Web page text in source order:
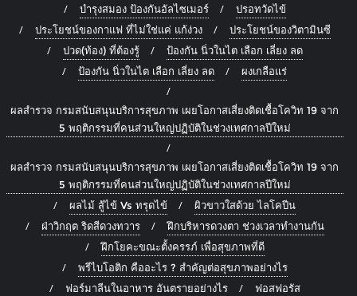
บำรุงสมอง ป้องกันอัลไซเมอร์
ปรอทวัดไข้
ประโยชน์ของกาแฟ ที่ไม่ใช่แค่ แก้ง่วง
ประโยชน์ของวิตามินซี
ปวด(ท้อง) ที่ต้องรู้
ป้องกัน นิ่วในไต เลือก เลี่ยง ลด
ป้องกัน นิ่วในไต เลือก เลี่ยง ลด
ผงเกลือแร่
ผลสำรวจ กรมสนับสนุนบริการสุขภาพ เผยโอกาสเสี่ยงติดเชื้อโควิท 19 จาก
5 พฤติกรรมที่คนส่วนใหญ่ปฏิบัติในช่วงเทศกาลปีใหม่
ผลสำรวจ กรมสนับสนุนบริการสุขภาพ เผยโอกาสเสี่ยงติดเชื้อโควิท 19 จาก
5 พฤติกรรมที่คนส่วนใหญ่ปฏิบัติในช่วงเทศกาลปีใหม่
ผลไม้ สู้ไข้ Vs ทรุดไข้
ผิวขาวใสด้วย ไลโคปีน
ฝ่าวิกฤต ริดสีดวงทวาร
ฝึกบริหารดวงตา ช่วงเวลาทำงานกัน
ฝึกโยคะขณะตั้งครรภ์ เพื่อสุขภาพที่ดี
พรีไบโอติก คืออะไร ? สำคัญต่อสุขภาพอย่างไร
ฟอร์มาลีนในอาหาร อันตรายอย่างไร
ฟอสฟอรัส